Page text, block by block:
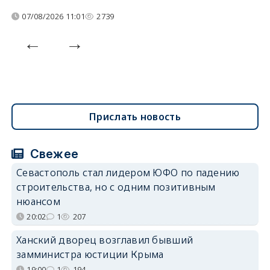
07/08/2026 11:01 2739
Прислать новость
Свежее
Севастополь стал лидером ЮФО по падению
строительства, но с одним позитивным
нюансом
20:02 1 207
Ханский дворец возглавил бывший
замминистра юстиции Крыма